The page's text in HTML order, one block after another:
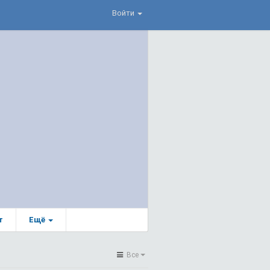
Войти
Ещё
Все